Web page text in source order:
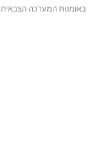
באומנות המערכה הצבאית